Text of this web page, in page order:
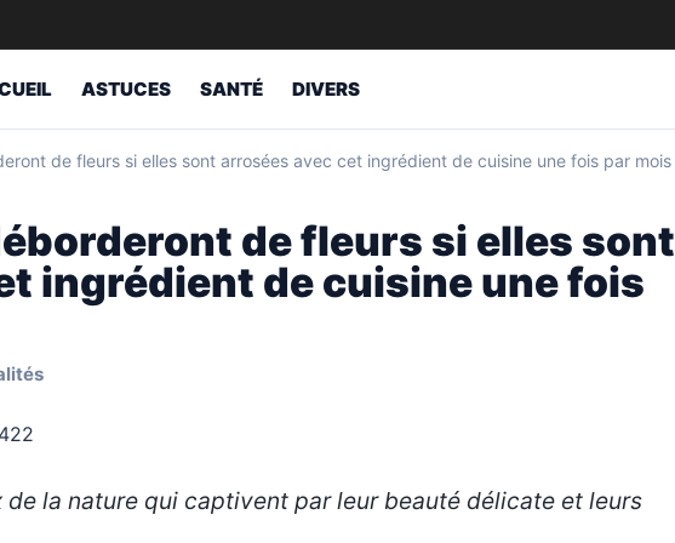
ASTUCES SANTÉ DIVERS
de fleurs si elles sont arrosées avec cet ingrédient de cuisine une fois par mois
de fleurs si elles sont
ingrédient de cuisine une fois
de la nature qui captivent par leur beauté délicate et leurs